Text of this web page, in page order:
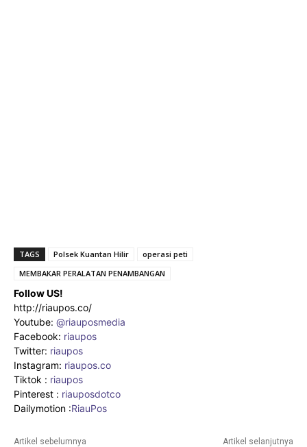
TAGS Polsek Kuantan Hilir
operasi peti
MEMBAKAR PERALATAN PENAMBANGAN
Follow US!
http://riaupos.co/
Youtube: @riauposmedia
Facebook: riaupos
Twitter: riaupos
Instagram: riaupos.co
Tiktok : riaupos
Pinterest : riauposdotco
Dailymotion :RiauPos
Artikel sebelumnya Artikel selanjutnya